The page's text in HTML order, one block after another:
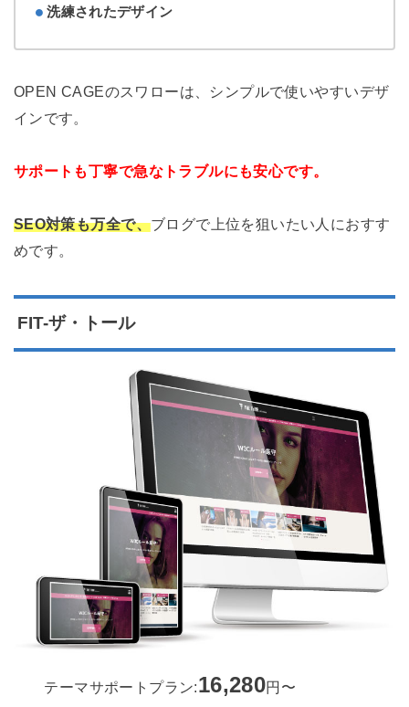
洗練されたデザイン
OPEN CAGEのスワローは、シンプルで使いやすいデザ
インです。
サポートも丁寧で急なトラブルにも安心です。
SEO対策も万全で、ブログで上位を狙いたい人におすす
めです。
FIT-ザ・トール
テーマサポートプラン:16,280円〜